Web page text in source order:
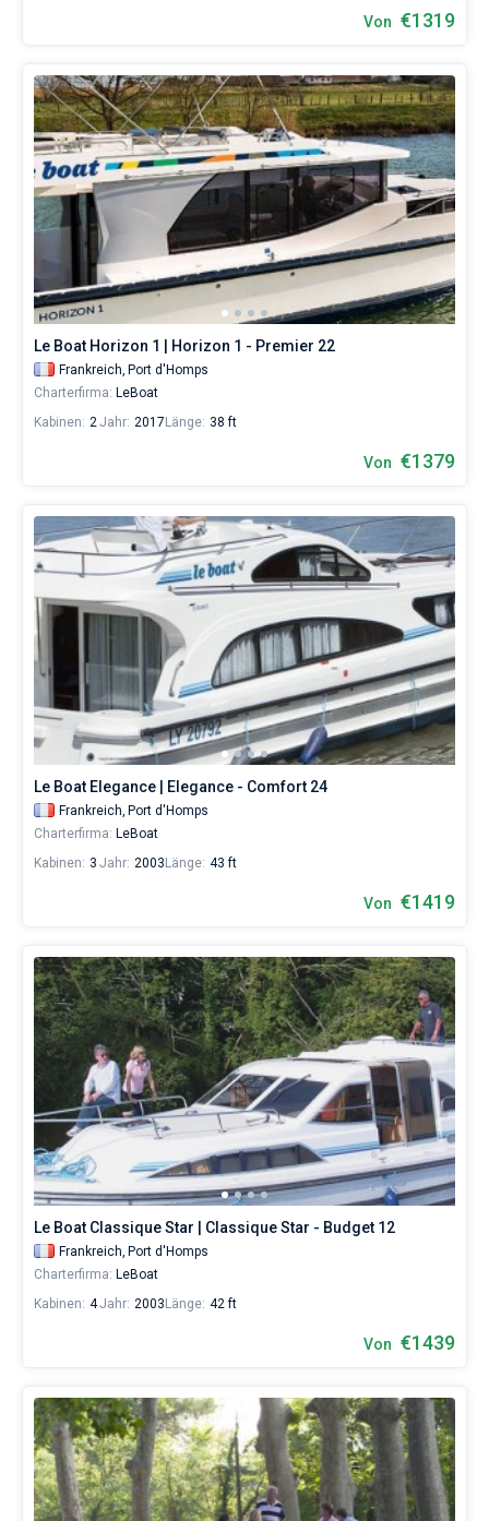
Von €1319
Le Boat Horizon 1 | Horizon 1 - Premier 22
Frankreich, Port d'Homps
Charterfirma: LeBoat
Kabinen: 2Jahr: 2017 Länge: 38 ft
Von €1379
Le Boat Elegance | Elegance - Comfort 24
Frankreich, Port d'Homps
Charterfirma: LeBoat
Kabinen: 3 Jahr: 2003 Länge: 43 ft
Von €1419
Le Boat Classique Star | Classique Star - Budget 12
Frankreich, Port d'Homps
Charterfirma: LeBoat
Kabinen: 4Jahr: 2003 Länge: 42 ft
Von €1439